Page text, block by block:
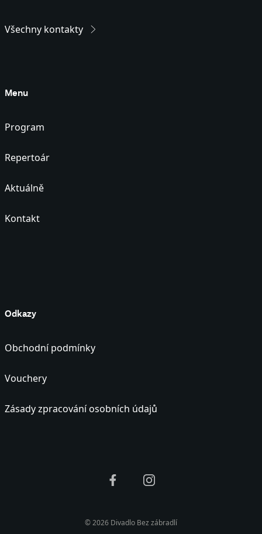
Všechny kontakty
Menu
Program
Repertoár
Aktuálně
Kontakt
Odkazy
Obchodní podmínky
Vouchery
Zásady zpracování osobních údajů
© 2026 Divadlo Bez zábradlí